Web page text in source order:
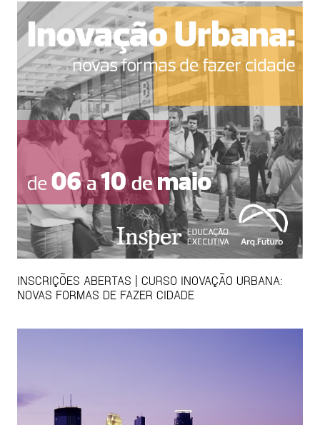
INSCRIÇÕES ABERTAS | CURSO INOVAÇÃO URBANA:
NOVAS FORMAS DE FAZER CIDADE